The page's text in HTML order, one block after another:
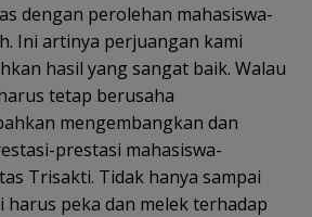
dengan perolehan mahasiswa-
Ini artinya perjuangan kami
hasil yang sangat baik. Walau
tetap berusaha
mengembangkan dan
prestasi mahasiswa-
Trisakti. Tidak hanya sampai
harus peka dan melek terhadap